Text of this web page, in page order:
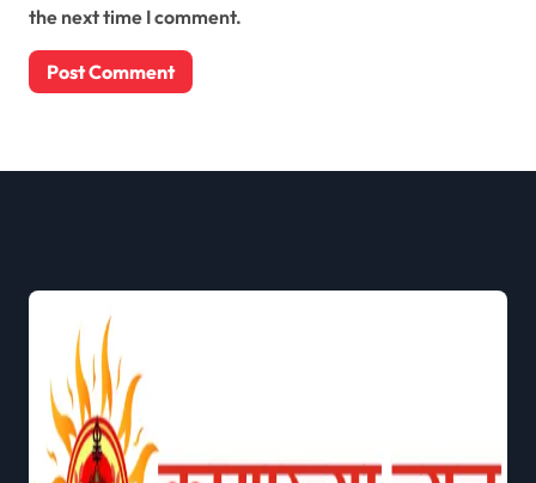
the next time I comment.